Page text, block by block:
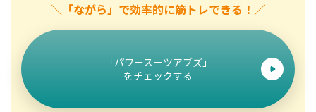
＼「ながら」で効率的に筋トレできる！／
「パワースーツアブズ」
をチェックする